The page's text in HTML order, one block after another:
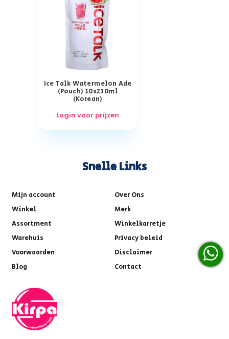
Ice Talk Watermelon Ade
(Pouch) 10x230ml
(Korean)
Login voor prijzen
Snelle Links
Mijn account
Over Ons
Winkel
Merk
Assortment
Winkelkarretje
Warehuis
Privacy beleid
Voorwaarden
Disclaimer
Blog
Contact